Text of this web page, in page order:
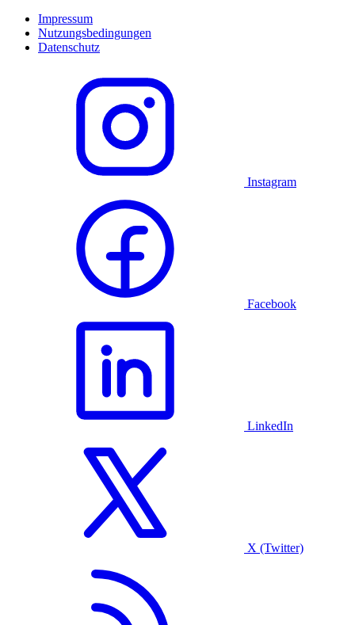
Impressum
Nutzungsbedingungen
Datenschutz
Instagram
Facebook
LinkedIn
X (Twitter)